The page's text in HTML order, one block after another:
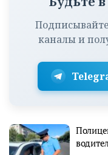
каналы и